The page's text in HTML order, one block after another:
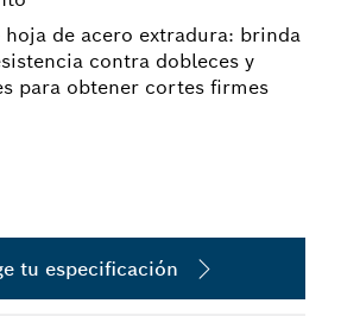
de acero extradura: brinda
contra dobleces y
para obtener cortes firmes
tu especificación